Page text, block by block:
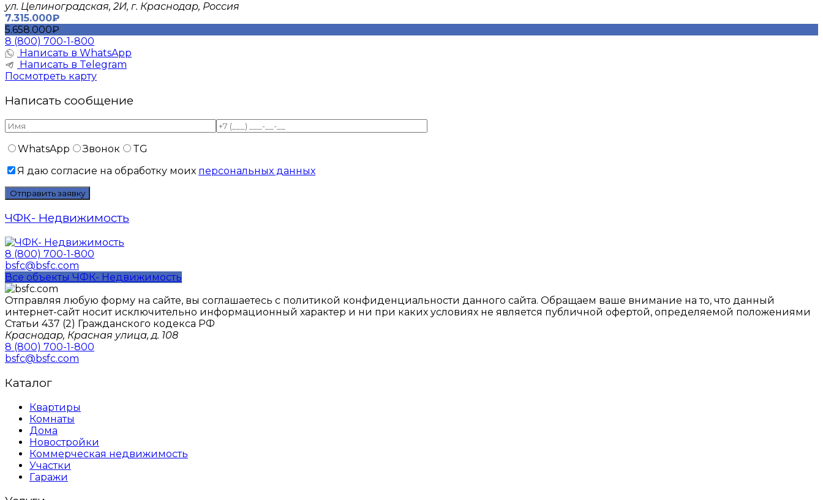
​ул. Целиноградская, 2И, г. Краснодар, Россия
7.315.000₽
5.658.000₽
8 (800) 700-1-800
Написать в WhatsApp
Написать в Telegram
Посмотреть карту
Написать сообщение
WhatsApp Звонок
TG
Я даю согласие на обработку моих персональных данных
ЧФК- Недвижимость
8 (800) 700-1-800
bsfc@bsfc.com
Все объекты ЧФК- Недвижимость
Отправляя любую форму на сайте, вы соглашаетесь с политикой конфиденциальности данного сайтa. Обращаем ваше внимание на то, что данный
интернет-сайт носит исключительно информационный характер и ни при каких условиях не является публичной офертой, определяемой положениями
Статьи 437 (2) Гражданского кодекса РФ
Краснодар, Красная улица, д. 108
8 (800) 700-1-800
bsfc@bsfc.com
Каталог
Квартиры
Комнаты
Дома
Новостройки
Коммерческая недвижимость
Участки
Гаражи